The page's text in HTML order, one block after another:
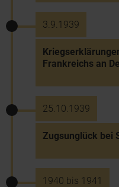
3.9.1939
Frankreichs an
25.10.1939
Zugsunglück bei
1940 bis 1941